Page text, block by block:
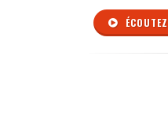
ÉCOUTEZ